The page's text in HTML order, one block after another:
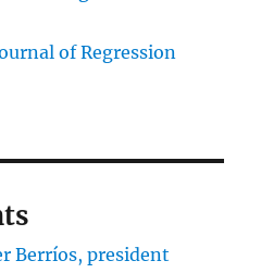
of Regression
Berríos, president